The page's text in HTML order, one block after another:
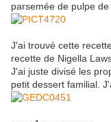
parsemée de pulpe de
J'ai trouvé cette
recette de Nigella
J'ai juste divisé les
petit dessert familial.